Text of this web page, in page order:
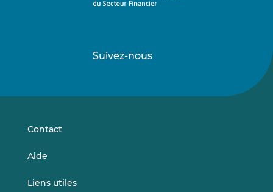
Suivez-nous
sursur
Contact
Aide
Liens utiles